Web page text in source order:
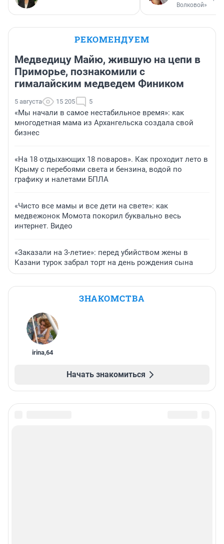
Волковой»
РЕКОМЕНДУЕМ
Медведицу Майю, жившую на цепи в
Приморье, познакомили с
гималайским медведем Фиником
5 августа 15 205 5
«Мы начали в самое нестабильное время»: как
многодетная мама из Архангельска создала свой
бизнес
«На 18 отдыхающих 18 поваров». Как проходит лето в
Крыму с перебоями света и бензина, водой по
графику и налетами БПЛА
«Чисто все мамы и все дети на свете»: как
медвежонок Момота покорил буквально весь
интернет. Видео
«Заказали на 3-летие»: перед убийством жены в
Казани турок забрал торт на день рождения сына
ЗНАКОМСТВА
irina,64
Начать знакомиться